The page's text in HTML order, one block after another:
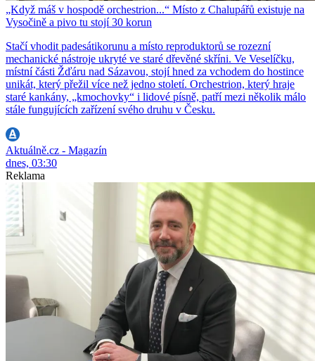
„Když máš v hospodě orchestrion...“ Místo z Chalupářů existuje na
Vysočině a pivo tu stojí 30 korun
Stačí vhodit padesátikorunu a místo reproduktorů se rozezní
mechanické nástroje ukryté ve staré dřevěné skříni. Ve Veselíčku,
místní části Žďáru nad Sázavou, stojí hned za vchodem do hostince
unikát, který přežil více než jedno století. Orchestrion, který hraje
staré kankány, „kmochovky“ i lidové písně, patří mezi několik málo
stále fungujících zařízení svého druhu v Česku.
Aktuálně.cz - Magazín
dnes, 03:30
Reklama